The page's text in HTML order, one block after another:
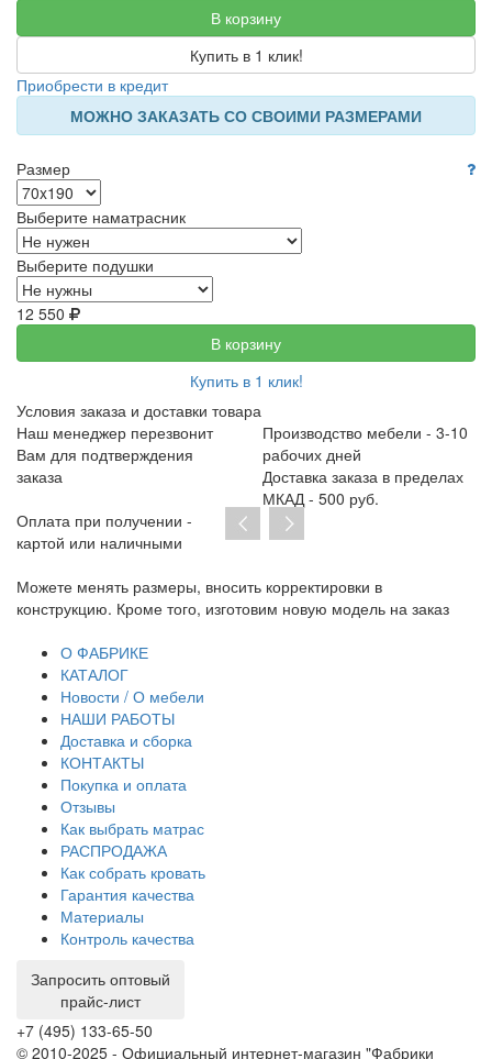
В корзину
Купить в 1 клик!
Приобрести в кредит
МОЖНО ЗАКАЗАТЬ СО СВОИМИ РАЗМЕРАМИ
Размер
Выберите наматрасник
Выберите подушки
12 550
В корзину
Купить в 1 клик!
Условия заказа и доставки товара
Наш менеджер перезвонит
Вам для подтверждения
заказа
Производство мебели - 3-10
рабочих дней
Доставка заказа в пределах
МКАД - 500 руб.
Оплата при получении -
картой или наличными
Можете менять размеры, вносить корректировки в
конструкцию. Кроме того, изготовим новую модель на заказ
О ФАБРИКЕ
КАТАЛОГ
Новости / О мебели
НАШИ РАБОТЫ
Доставка и сборка
КОНТАКТЫ
Покупка и оплата
Отзывы
Как выбрать матрас
РАСПРОДАЖА
Как собрать кровать
Гарантия качества
Материалы
Контроль качества
Запросить оптовый
прайс-лист
+7 (495) 133-65-50
© 2010-2025 - Официальный интернет-магазин "Фабрики